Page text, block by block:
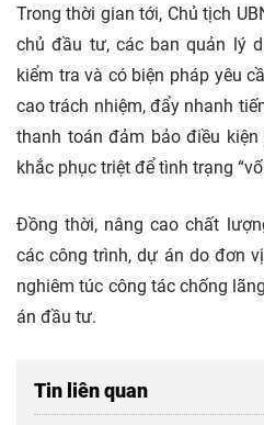
Trong thời gian tới, Chủ tịch
chủ đầu tư, các ban quản lý
kiểm tra và có biện pháp yêu
cao trách nhiệm, đẩy nhanh
thanh toán đảm bảo điều
khắc phục triệt để tình trạng
Đồng thời, nâng cao chất
các công trình, dự án do đơn
nghiêm túc công tác chống
án đầu tư.
Tin liên quan